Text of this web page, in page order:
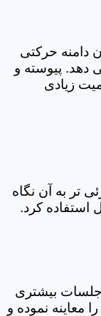
دامنه حرکتی
دهد. پیوسته و
زیادی
تر به آن نگاه
استفاده کرد.
جلسات بیشتری
معاینه نموده و